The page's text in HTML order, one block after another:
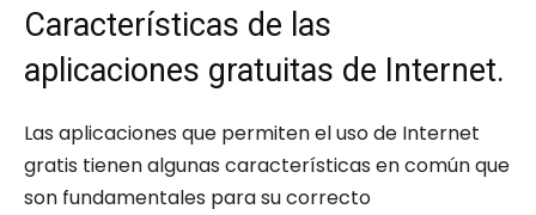
Características de las
aplicaciones gratuitas de Internet.
Las aplicaciones que permiten el uso de Internet
gratis tienen algunas características en común que
son fundamentales para su correcto